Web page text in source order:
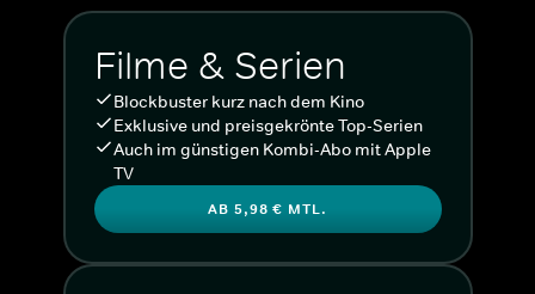
Filme & Serien
Blockbuster kurz nach dem Kino
Exklusive und preisgekrönte Top-Serien
Auch im günstigen Kombi-Abo mit Apple
TV
AB 5,98 € MTL.